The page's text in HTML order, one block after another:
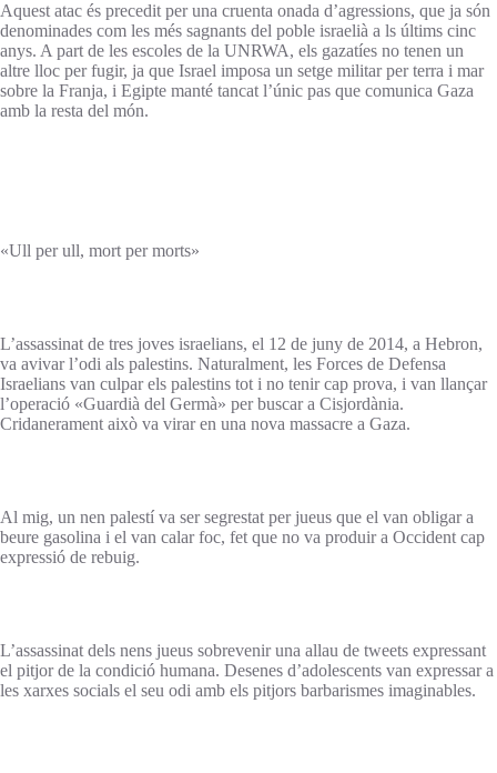
Aquest atac és precedit per una cruenta onada d’agressions, que ja són
denominades com les més sagnants del poble israelià a ls últims cinc
anys. A part de les escoles de la UNRWA, els gazatíes no tenen un
altre lloc per fugir, ja que Israel imposa un setge militar per terra i mar
sobre la Franja, i Egipte manté tancat l’únic pas que comunica Gaza
amb la resta del món.
«Ull per ull, mort per morts»
L’assassinat de tres joves israelians, el 12 de juny de 2014, a Hebron,
va avivar l’odi als palestins. Naturalment, les Forces de Defensa
Israelians van culpar els palestins tot i no tenir cap prova, i van llançar
l’operació «Guardià del Germà» per buscar a Cisjordània.
Cridanerament això va virar en una nova massacre a Gaza.
Al mig, un nen palestí va ser segrestat per jueus que el van obligar a
beure gasolina i el van calar foc, fet que no va produir a Occident cap
expressió de rebuig.
L’assassinat dels nens jueus sobrevenir una allau de tweets expressant
el pitjor de la condició humana. Desenes d’adolescents van expressar a
les xarxes socials el seu odi amb els pitjors barbarismes imaginables.